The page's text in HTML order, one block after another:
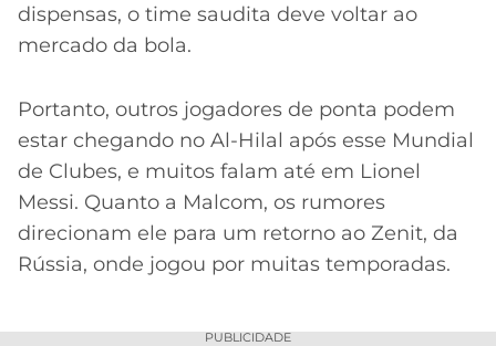
dispensas, o time saudita deve voltar ao
mercado da bola.
Portanto, outros jogadores de ponta podem
estar chegando no Al-Hilal após esse Mundial
de Clubes, e muitos falam até em Lionel
Messi. Quanto a Malcom, os rumores
direcionam ele para um retorno ao Zenit, da
Rússia, onde jogou por muitas temporadas.
PUBLICIDADE